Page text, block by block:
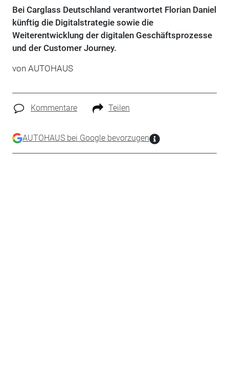
Bei Carglass Deutschland verantwortet Florian Daniel
künftig die Digitalstrategie sowie die
Weiterentwicklung der digitalen Geschäftsprozesse
und der Customer Journey.
von AUTOHAUS
Kommentare Teilen
AUTOHAUS bei Google bevorzugen